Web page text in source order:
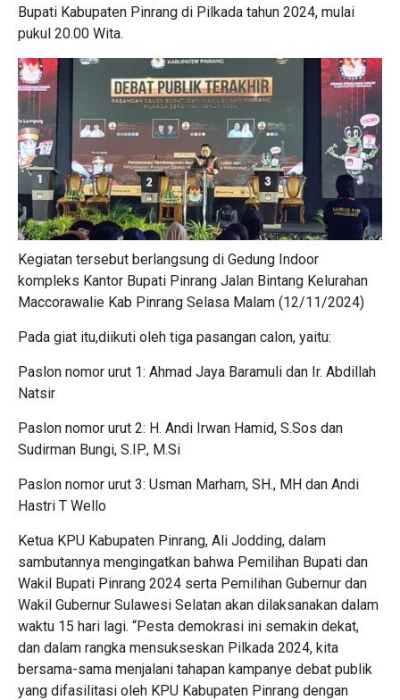
Bupati Kabupaten Pinrang di Pilkada tahun 2024, mulai
pukul 20.00 Wita.
Kegiatan tersebut berlangsung di Gedung Indoor
kompleks Kantor Bupati Pinrang Jalan Bintang Kelurahan
Maccorawalie Kab Pinrang Selasa Malam (12/11/2024)
Pada giat itu,diikuti oleh tiga pasangan calon, yaitu:
Paslon nomor urut 1: Ahmad Jaya Baramuli dan Ir. Abdillah
Natsir
Paslon nomor urut 2: H. Andi Irwan Hamid, S.Sos dan
Sudirman Bungi, S.IP., M.Si
Paslon nomor urut 3: Usman Marham, SH., MH dan Andi
Hastri T Wello
Ketua KPU Kabupaten Pinrang, Ali Jodding, dalam
sambutannya mengingatkan bahwa Pemilihan Bupati dan
Wakil Bupati Pinrang 2024 serta Pemilihan Gubernur dan
Wakil Gubernur Sulawesi Selatan akan dilaksanakan dalam
waktu 15 hari lagi. “Pesta demokrasi ini semakin dekat,
dan dalam rangka mensukseskan Pilkada 2024, kita
bersama-sama menjalani tahapan kampanye debat publik
yang difasilitasi oleh KPU Kabupaten Pinrang dengan